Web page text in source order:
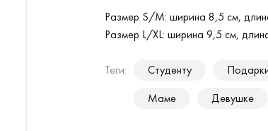
Размер S/M: ширина 8,5 см,
Pазмер L/XL: ширина 9,5 см,
Теги: Студенту
Маме
Девушке